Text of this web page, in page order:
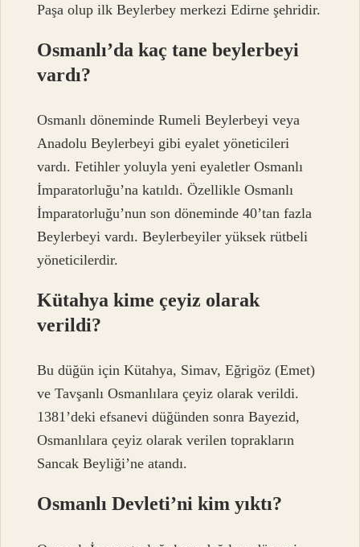
Paşa olup ilk Beylerbey merkezi Edirne şehridir.
Osmanlı’da kaç tane beylerbeyi
vardı?
Osmanlı döneminde Rumeli Beylerbeyi veya
Anadolu Beylerbeyi gibi eyalet yöneticileri
vardı. Fetihler yoluyla yeni eyaletler Osmanlı
İmparatorluğu’na katıldı. Özellikle Osmanlı
İmparatorluğu’nun son döneminde 40’tan fazla
Beylerbeyi vardı. Beylerbeyiler yüksek rütbeli
yöneticilerdir.
Kütahya kime çeyiz olarak
verildi?
Bu düğün için Kütahya, Simav, Eğrigöz (Emet)
ve Tavşanlı Osmanlılara çeyiz olarak verildi.
1381’deki efsanevi düğünden sonra Bayezid,
Osmanlılara çeyiz olarak verilen toprakların
Sancak Beyliği’ne atandı.
Osmanlı Devleti’ni kim yıktı?